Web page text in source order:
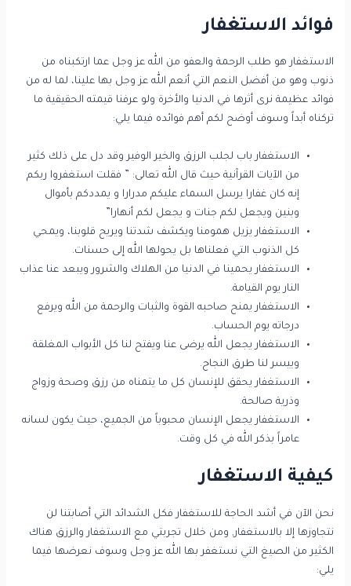
فوائد الاستغفار
الاستغفار هو طلب الرحمة والعفو من الله عز وجل عما ارتكبناه من
ذنوب وهو من أفضل النعم التي أنعم الله عز وجل بها علينا، لما له من
فوائد عظيمة نرى أثرها في الدنيا والأخرة ولو عرفنا قيمته الحقيقية ما
تركناه أبداً وسوف أوضح لكم أهم فوائده فيما يلي:
الاستغفار باب لجلب الرزق والخير الوفير وقد دل على ذلك كثير
من الآيات القرآنية حيث قال الله تعالى: ” فقلت استغفروا ربكم
إنه كان غفارا يرسل السماء عليكم مدرارا و يمددكم بأموال
وبنين ويجعل لكم جنات و يجعل لكم أنهارا”
الاستغفار يزيل همومنا ويكشف شدتنا ويريح قلوبنا، ويمحي
كل الذنوب التي فعلناها بل يحولها الله إلى حسنات.
الاستغفار يحمينا في الدنيا من الهلاك والشرور ويبعد عنا عذاب
النار يوم القيامة.
الاستغفار يمنح صاحبه القوة والثبات والرحمة من الله ويرفع
درجاته يوم الحساب.
الاستغفار يجعل الله يرضى عنا ويفتح لنا كل الأبواب المغلقة
وييسر لنا طرق النجاح.
الاستغفار يحقق للإنسان كل ما يتمناه من رزق وصحة وزواج
وذرية صالحة.
الاستغفار يجعل الإنسان محبوباً من الجميع، حيث يكون لسانه
عامراً بذكر الله في كل وقت.
كيفية الاستغفار
نحن الآن في أشد الحاجة للاستغفار فكل الشدائد التي أصابتنا لن
نتجاوزها إلا بالاستغفار, ومن خلال تجربتي مع الاستغفار والرزق هناك
الكثير من الصيغ التي نستغفر بها الله عز وجل وسوف نعرضها فيما
يلي: